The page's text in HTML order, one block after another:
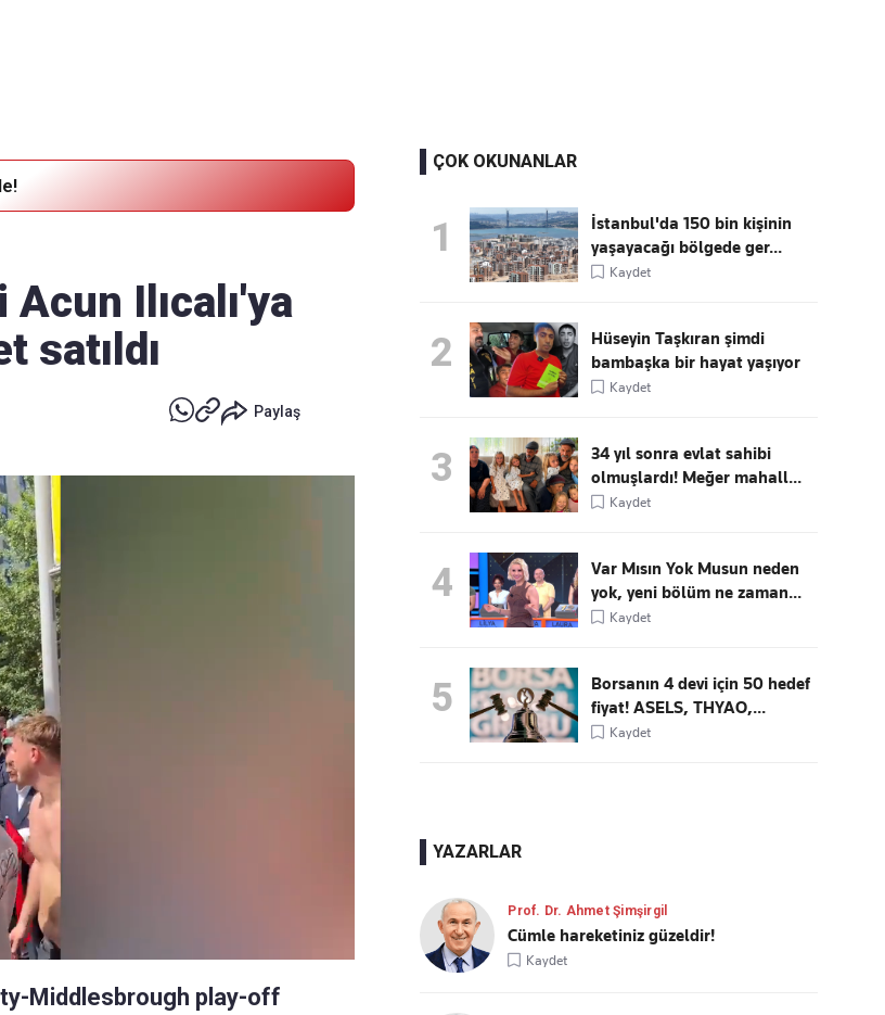
Ilıcalı'ya
satıldı
Paylaş
Middlesbrough play-off
ÇOK OKUNANLAR
1
İstanbul'da 150 bin kişinin
yaşayacağı bölgede ger...
Kaydet
2
Hüseyin Taşkıran şimdi
bambaşka bir hayat yaşıyor
Kaydet
3
34 yıl sonra evlat sahibi
olmuşlardı! Meğer mahall...
Kaydet
4
Var Mısın Yok Musun neden
yok, yeni bölüm ne zaman...
Kaydet
5
Borsanın 4 devi için 50 hedef
fiyat! ASELS, THYAO,...
Kaydet
YAZARLAR
Prof. Dr. Ahmet Şimşirgil
Cümle hareketiniz güzeldir!
Kaydet